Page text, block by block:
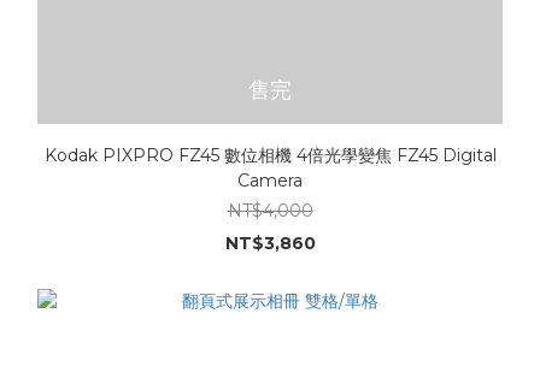
售完
Kodak PIXPRO FZ45 數位相機 4倍光學變焦 FZ45 Digital
Camera
NT$4,000
NT$3,860